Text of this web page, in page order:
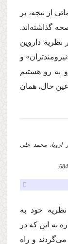
از نیچه،‌ بر
گذاشته‌اند.
داروین
و
به رو هستیم
حال، همان
حكمت در اروپا، محمد علی
نظریه خود به
به این كه در
و راه